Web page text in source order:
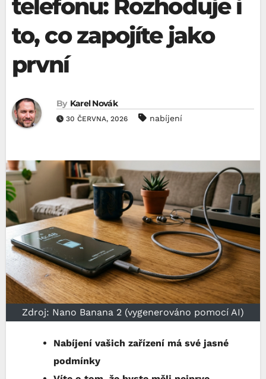
telefonu: Rozhoduje i
to, co zapojíte jako
první
By Karel Novák
30 ČERVNA, 2026 nabíjení
Zdroj: Nano Banana 2 (vygenerováno pomocí AI)
Nabíjení vašich zařízení má své jasné
podmínky